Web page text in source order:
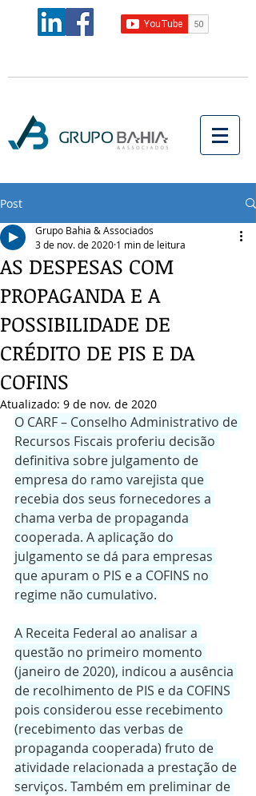
Post
AS DESPESAS COM
PROPAGANDA E A
POSSIBILIDADE DE
CRÉDITO DE PIS E DA
COFINS
Grupo Bahia & Associados
3 de nov. de 2020 1 min de leitura
Atualizado: 9 de nov. de 2020
O CARF – Conselho Administrativo de
Recursos Fiscais proferiu decisão
definitiva sobre julgamento de
empresa do ramo varejista que
recebia dos seus fornecedores a
chama verba de propaganda
cooperada. A aplicação do
julgamento se dá para empresas
que apuram o PIS e a COFINS no
regime não cumulativo.
A Receita Federal ao analisar a
questão no primeiro momento
(janeiro de 2020), indicou a ausência
de recolhimento de PIS e da COFINS
pois considerou esse recebimento
(recebimento das verbas de
propaganda cooperada) fruto de
atividade relacionada a prestação de
serviços. Também em preliminar de